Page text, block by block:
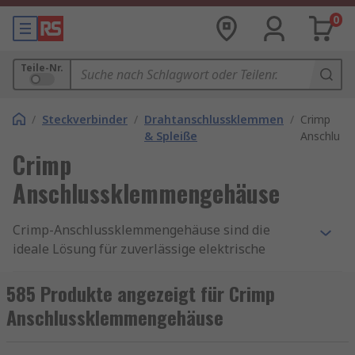
0
Teile-Nr.
/ Steckverbinder / Drahtanschlussklemmen
& Spleiße
/ Crimp
Crimp
Anschlussklemmengehäuse
Crimp-Anschlussklemmengehäuse sind die
ideale Lösung für zuverlässige elektrische
Anwendungen. Sie bieten eine sichere und
dauerhafte Verbindung zwischen Kabel und
Steckverbinder, ohne dass Löten erforderlich ist.
585 Produkte angezeigt für Crimp
Anschlussklemmengehäuse